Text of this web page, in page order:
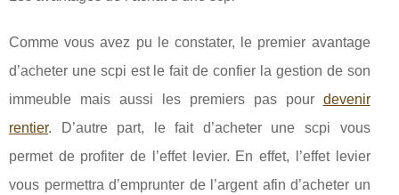
Comme vous avez pu le constater, le premier avantage
d’acheter une scpi est le fait de confier la gestion de son
immeuble mais aussi les premiers pas pour devenir
rentier. D’autre part, le fait d’acheter une scpi vous
permet de profiter de l’effet levier. En effet, l’effet levier
vous permettra d’emprunter de l’argent afin d’acheter un